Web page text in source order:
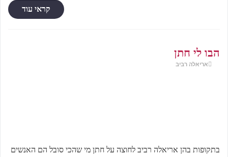
קראי עוד
הבו לי חתן
אריאלה רביב
בתקופות בהן אריאלה רביב לחוצה על חתן מי שהכי סובל הם האנשים